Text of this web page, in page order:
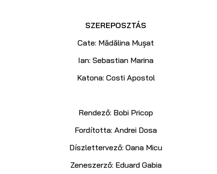
SZEREPOSZTÁS
Cate: Mădălina Mușat
Ian: Sebastian Marina
Katona: Costi Apostol
Rendező: Bobi Pricop
Fordította: Andrei Dosa
Díszlettervező: Oana Micu
Zeneszerző: Eduard Gabia